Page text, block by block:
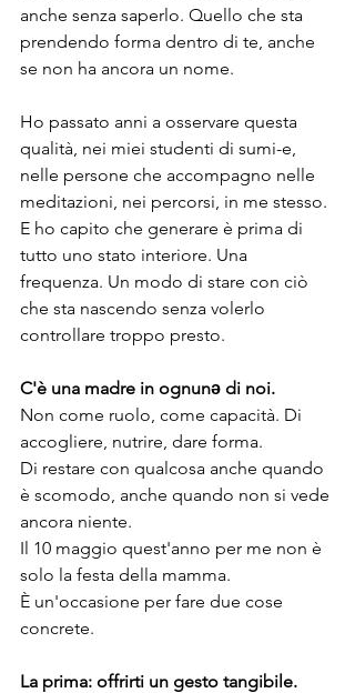
anche senza saperlo. Quello che sta
prendendo forma dentro di te, anche
se non ha ancora un nome.
Ho passato anni a osservare questa
qualità, nei miei studenti di sumi-e,
nelle persone che accompagno nelle
meditazioni, nei percorsi, in me stesso.
E ho capito che generare è prima di
tutto uno stato interiore. Una
frequenza. Un modo di stare con ciò
che sta nascendo senza volerlo
controllare troppo presto.
C'è una madre in ognunə di noi.
Non come ruolo, come capacità. Di
accogliere, nutrire, dare forma.
Di restare con qualcosa anche quando
è scomodo, anche quando non si vede
ancora niente.
Il 10 maggio quest'anno per me non è
solo la festa della mamma.
È un'occasione per fare due cose
concrete.
La prima: offrirti un gesto tangibile.